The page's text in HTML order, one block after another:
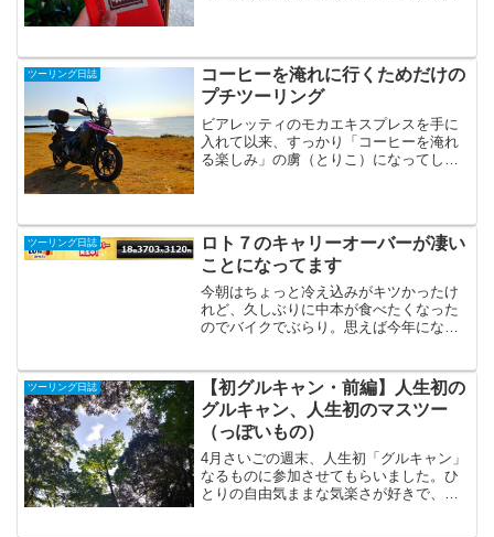
は往復、四国は往路にフェ...
ツーリング日誌
コーヒーを淹れに行くためだけの
プチツーリング
ビアレッティのモカエキスプレスを手に
入れて以来、すっかり「コーヒーを淹れ
る楽しみ」の虜（とりこ）になってしま
るのが良くない笑帰宅途中...
ツーリング日誌
ロト７のキャリーオーバーが凄い
ことになってます
今朝はちょっと冷え込みがキツかったけ
れど、久しぶりに中本が食べたくなった
のでバイクでぶらり。思えば今年になっ
ゥブ）。海鮮の出汁に温玉と大ぶりな豆
腐、大きな海老やしいたけ...
ツーリング日誌
【初グルキャン・前編】人生初の
グルキャン、人生初のマスツー
（っぽいもの）
4月さいごの週末、人生初「グルキャン」
なるものに参加させてもらいました。ひ
とりの自由気ままな気楽さが好きで、グ